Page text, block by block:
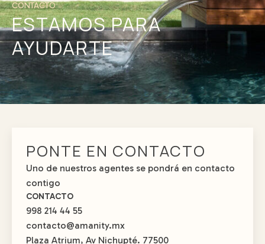
CONTACTO
ESTAMOS PARA
AYUDARTE
PONTE EN CONTACTO
Uno de nuestros agentes se pondrá en contacto
contigo
CONTACTO
998 214 44 55
contacto@amanity.mx
Plaza Atrium, Av Nichupté. 77500